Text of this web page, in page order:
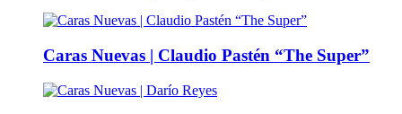
Caras Nuevas | Claudio Pastén “The Super”